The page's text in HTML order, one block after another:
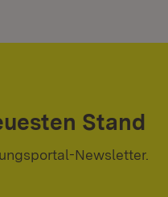
Stand
Newsletter.